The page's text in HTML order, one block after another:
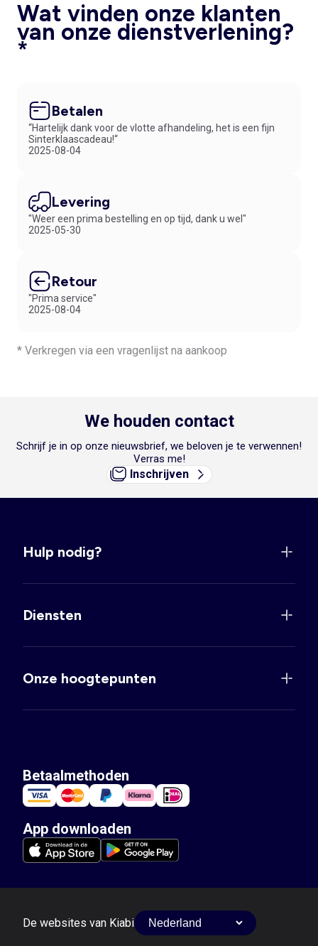
Wat vinden onze klanten
van onze dienstverlening?
*
Betalen
“Hartelijk dank voor de vlotte afhandeling, het is een fijn
Sinterklaascadeau!“
2025-08-04
Levering
"Weer een prima bestelling en op tijd, dank u wel"
2025-05-30
Retour
"Prima service"
2025-08-04
* Verkregen via een vragenlijst na aankoop
We houden contact
Schrijf je in op onze nieuwsbrief, we beloven je te verwennen!
Verras me!
Inschrijven
Hulp nodig?
Diensten
Onze hoogtepunten
Betaalmethoden
App downloaden
De websites van Kiabi